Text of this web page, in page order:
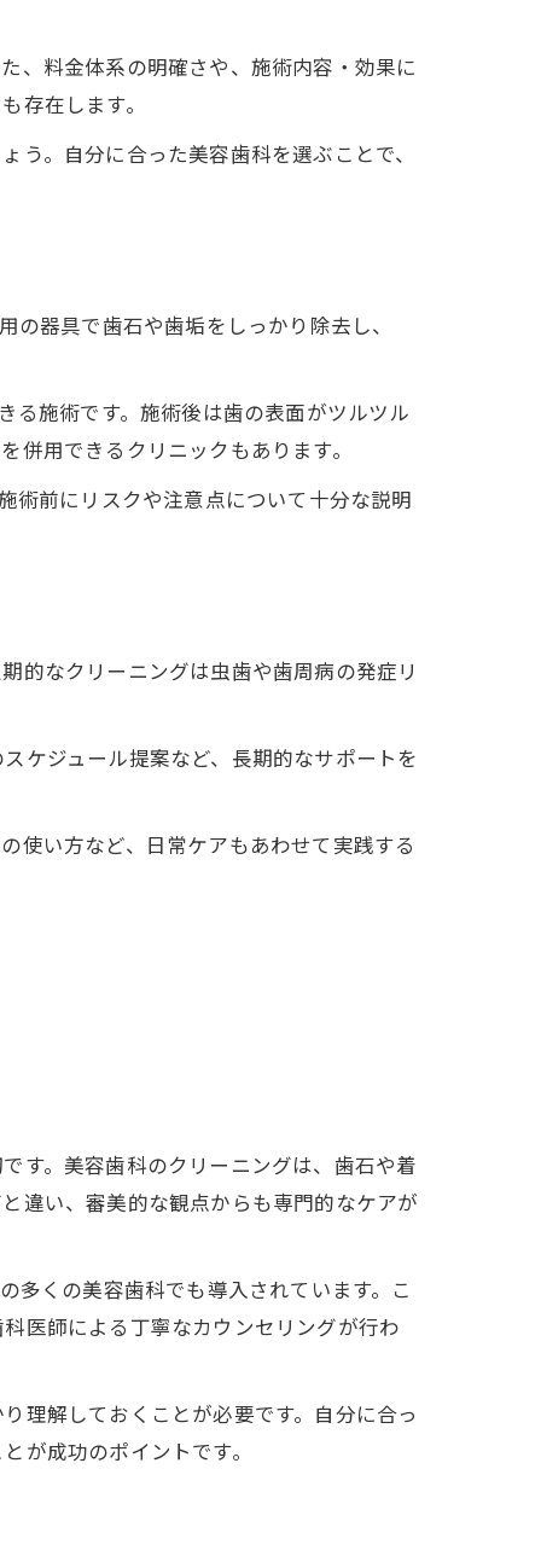
、料金体系の明確さや、施術内容・効果に
存在します。
。自分に合った美容歯科を選ぶことで、
器具で歯石や歯垢をしっかり除去し、
る施術です。施術後は歯の表面がツルツル
用できるクリニックもあります。
術前にリスクや注意点について十分な説明
的なクリーニングは虫歯や歯周病の発症リ
ケジュール提案など、長期的なサポートを
使い方など、日常ケアもあわせて実践する
す。美容歯科のクリーニングは、歯石や着
違い、審美的な観点からも専門的なケアが
多くの美容歯科でも導入されています。こ
医師による丁寧なカウンセリングが行わ
理解しておくことが必要です。自分に合っ
が成功のポイントです。